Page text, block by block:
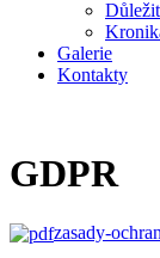
Galerie
Kontakty
GDPR
zasady-